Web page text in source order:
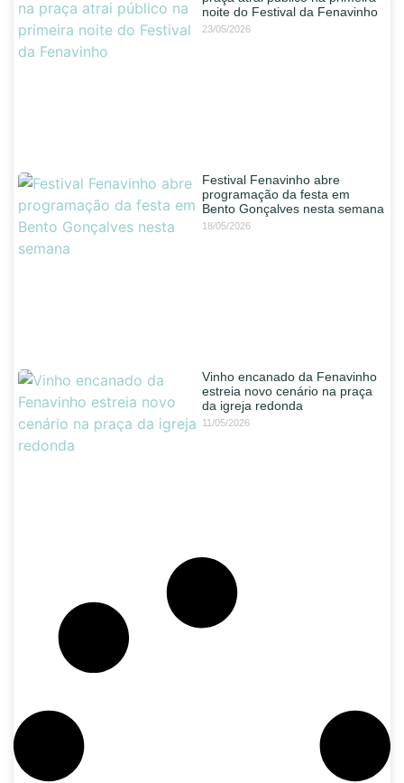
noite do Festival da Fenavinho
23/05/2026
Festival Fenavinho abre
programação da festa em
Bento Gonçalves nesta semana
18/05/2026
Vinho encanado da Fenavinho
estreia novo cenário na praça
da igreja redonda
11/05/2026